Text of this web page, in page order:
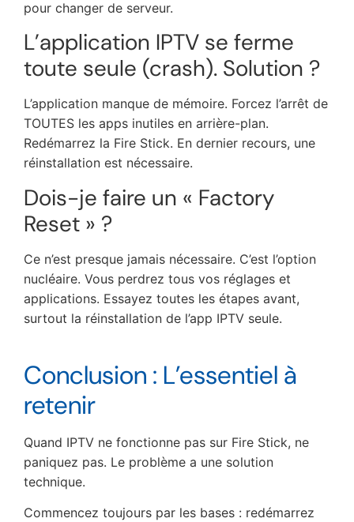
pour changer de serveur.
L’application IPTV se ferme
toute seule (crash). Solution ?
L’application manque de mémoire. Forcez l’arrêt de
TOUTES les apps inutiles en arrière-plan.
Redémarrez la Fire Stick. En dernier recours, une
réinstallation est nécessaire.
Dois-je faire un « Factory
Reset » ?
Ce n’est presque jamais nécessaire. C’est l’option
nucléaire. Vous perdrez tous vos réglages et
applications. Essayez toutes les étapes avant,
surtout la réinstallation de l’app IPTV seule.
Conclusion : L’essentiel à
retenir
Quand IPTV ne fonctionne pas sur Fire Stick, ne
paniquez pas. Le problème a une solution
technique.
Commencez toujours par les bases : redémarrez